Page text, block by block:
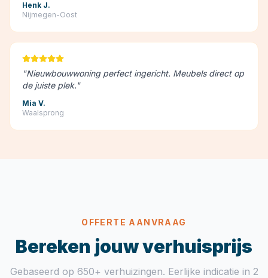
Henk J.
Nijmegen-Oost
"Nieuwbouwwoning perfect ingericht. Meubels direct op
de juiste plek."
Mia V.
Waalsprong
OFFERTE AANVRAAG
Bereken jouw verhuisprijs
Gebaseerd op 650+ verhuizingen. Eerlijke indicatie in 2